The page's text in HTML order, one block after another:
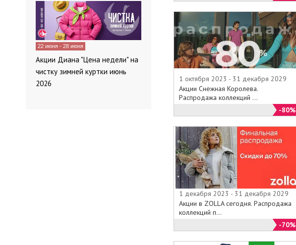
1 октября 2023 - 31 декабря 2029
Акции Снежная Королева.
Распродажа коллекций ...
-80%
1 декабря 2023 - 31 декабря 2029
Акции в ZOLLA сегодня. Распродажа
коллекций п...
-70%
22 июня - 28 июня
Акции Диана "Цена недели" на
чистку зимней куртки июнь
2026